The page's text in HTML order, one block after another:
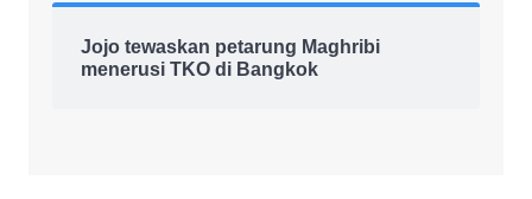
Jojo tewaskan petarung Maghribi
menerusi TKO di Bangkok